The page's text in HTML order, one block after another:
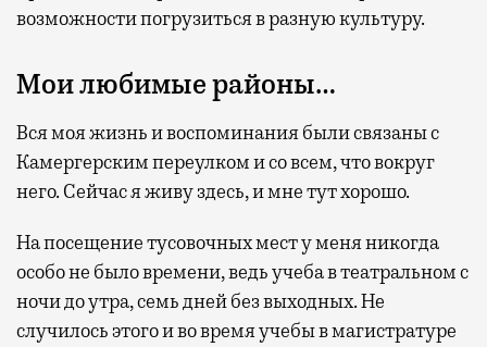
возможности погрузиться в разную культуру.
Мои любимые районы…
Вся моя жизнь и воспоминания были связаны с
Камергерским переулком и со всем, что вокруг
него. Сейчас я живу здесь, и мне тут хорошо.
На посещение тусовочных мест у меня никогда
особо не было времени, ведь учеба в театральном с
ночи до утра, семь дней без выходных. Не
случилось этого и во время учебы в магистратуре